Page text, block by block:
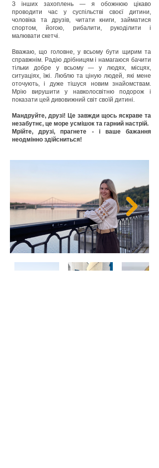
З інших захоплень — я обожнюю цікаво
проводити час у суспільстві своєї дитини,
чоловіка та друзів, читати книги, займатися
спортом, йогою, рибалити, рукоділити і
малювати скетчі.
Вважаю, що головне, у всьому бути щирим та
справжнім. Радію дрібницям і намагаюся бачити
тільки добре у всьому — у людях, місцях,
ситуаціях, їжі. Люблю та ціную людей, які мене
оточують, і дуже тішуся новим знайомствам.
Мрію вирушити у навколосвітню подорож і
показати цей дивовижний світ своїй дитині.
Мандруйте, друзі! Це завжди щось яскраве та
незабутнє, це море усмішок та гарний настрій.
Мрійте, друзі, прагнете - і ваше бажання
неодмінно здійсниться!